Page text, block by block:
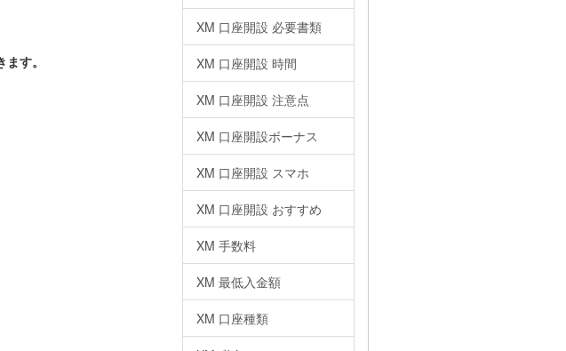
す。
XM 口座開設 必要書類
XM 口座開設 時間
XM 口座開設 注意点
XM 口座開設ボーナス
XM 口座開設 スマホ
XM 口座開設 おすすめ
XM 手数料
XM 最低入金額
XM 口座種類